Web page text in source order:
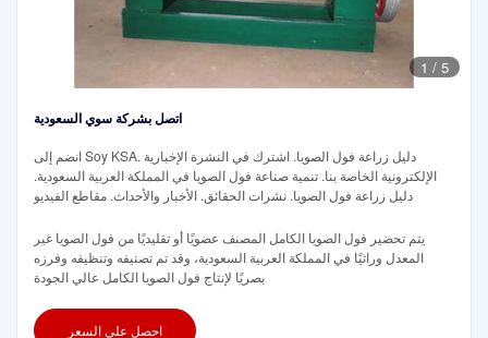
1 / 5
اتصل بشركة سوي السعودية
انضم إلى Soy KSA. دليل زراعة فول الصويا. اشترك في النشرة الإخبارية
الإلكترونية الخاصة بنا. تنمية صناعة فول الصويا في المملكة العربية السعودية.
دليل زراعة فول الصويا. نشرات الحقائق. الأخبار والأحداث. مقاطع الفيديو
يتم تحضير فول الصويا الكامل المصنف عضويًا أو تقليديًا من فول الصويا غير
المعدل وراثيًا في المملكة العربية السعودية، وقد تم تصنيفه وتنظيفه وفرزه
بصريًا لإنتاج فول الصويا الكامل عالي الجودة
احصل على السعر